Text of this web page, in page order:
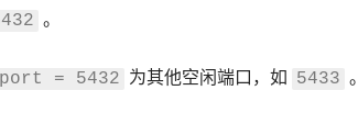
。
port = 5432 为其他空闲端口，如 5433 。